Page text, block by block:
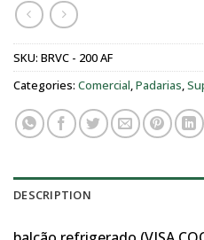
SKU: BRVC - 200 AF
Categories: Comercial,Padarias,
DESCRIPTION